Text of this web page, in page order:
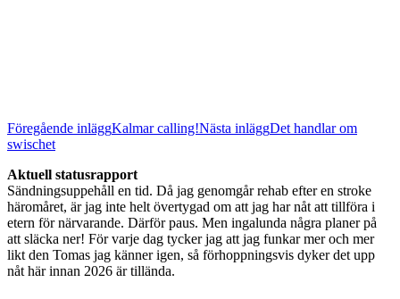
Inläggsnavigering
Föregående inläggKalmar calling!Nästa inläggDet handlar om
swischet
Aktuell statusrapport
Sändningsuppehåll en tid. Då jag genomgår rehab efter en stroke
häromåret, är jag inte helt övertygad om att jag har nåt att tillföra i
etern för närvarande. Därför paus. Men ingalunda några planer på
att släcka ner! För varje dag tycker jag att jag funkar mer och mer
likt den Tomas jag känner igen, så förhoppningsvis dyker det upp
nåt här innan 2026 är tillända.